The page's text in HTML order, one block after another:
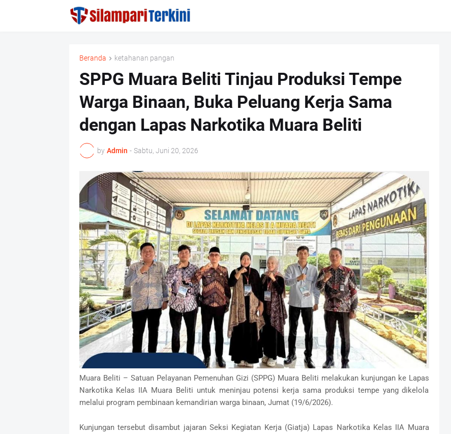
Beranda ketahanan pangan
SPPG Muara Beliti Tinjau Produksi Tempe
Warga Binaan, Buka Peluang Kerja Sama
dengan Lapas Narkotika Muara Beliti
by Admin - Sabtu, Juni 20, 2026
Muara Beliti – Satuan Pelayanan Pemenuhan Gizi (SPPG) Muara Beliti melakukan kunjungan ke Lapas
Narkotika Kelas IIA Muara Beliti untuk meninjau potensi kerja sama produksi tempe yang dikelola
melalui program pembinaan kemandirian warga binaan, Jumat (19/6/2026).
Kunjungan tersebut disambut jajaran Seksi Kegiatan Kerja (Giatja) Lapas Narkotika Kelas IIA Muara